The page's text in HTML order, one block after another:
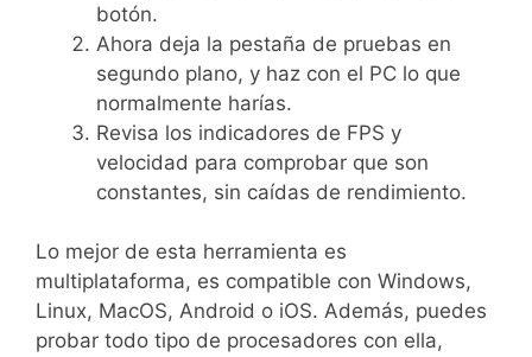
botón.
Ahora deja la pestaña de pruebas en
segundo plano, y haz con el PC lo que
normalmente harías.
Revisa los indicadores de FPS y
velocidad para comprobar que son
constantes, sin caídas de rendimiento.
Lo mejor de esta herramienta es
multiplataforma, es compatible con Windows,
Linux, MacOS, Android o iOS. Además, puedes
probar todo tipo de procesadores con ella,